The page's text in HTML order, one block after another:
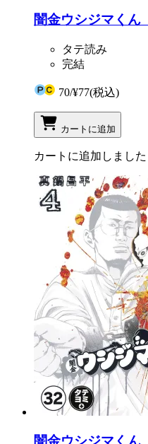
闇金ウシジマくん
タテ読み
完結
70/¥77(税込)
カートに追加
カートに追加しました
闇金ウシジマくん